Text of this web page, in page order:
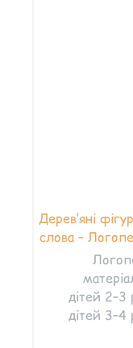
Дерев’яні
слова –
дітей 2–3
дітей 3–4